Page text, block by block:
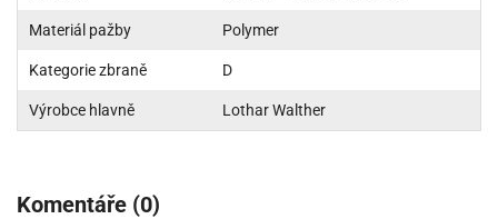
Materiál pažby Polymer
Kategorie zbraně D
Výrobce hlavně Lothar Walther
Komentáře (0)